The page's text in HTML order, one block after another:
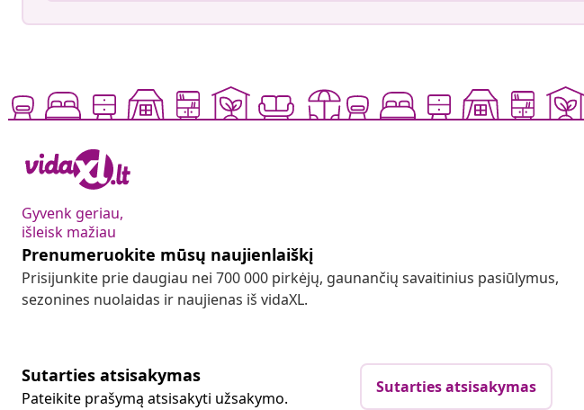
Gyvenk geriau,
išleisk mažiau
Prenumeruokite mūsų naujienlaiškį
Prisijunkite prie daugiau nei 700 000 pirkėjų, gaunančių savaitinius pasiūlymus,
sezonines nuolaidas ir naujienas iš vidaXL.
Sutarties atsisakymas
Pateikite prašymą atsisakyti užsakymo.
Sutarties atsisakymas